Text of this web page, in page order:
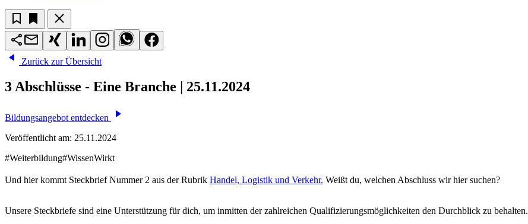
Zurück zur Übersicht
3 Abschlüsse - Eine Branche | 25.11.2024
Bildungsangebot entdecken
Veröffentlicht am: 25.11.2024
#Weiterbildung#WissenWirkt
Und hier kommt Steckbrief Nummer 2 aus der Rubrik Handel, Logistik und Verkehr. Weißt du, welchen Abschluss wir hier suchen?
Unsere Steckbriefe sind eine Unterstützung für dich, um inmitten der zahlreichen Qualifizierungsmöglichkeiten den Durchblick zu behalten.